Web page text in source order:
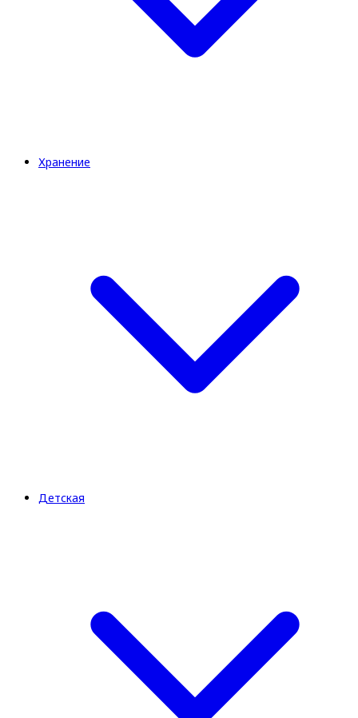
Хранение
Детская